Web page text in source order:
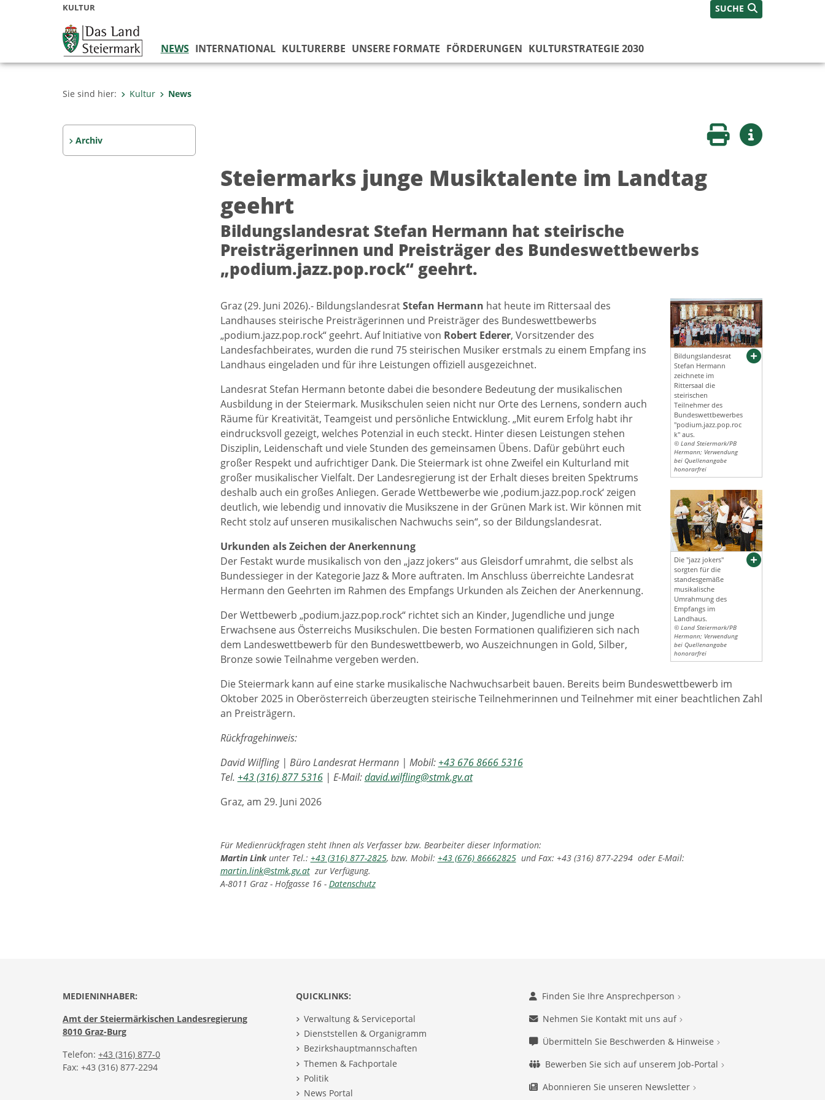
KULTUR SUCHE
NEWS INTERNATIONAL KULTURERBE UNSERE FORMATE FÖRDERUNGEN KULTURSTRATEGIE 2030
Sie sind hier: Kultur News
Archiv Seite druckenWeitere Infos
Steiermarks junge Musiktalente im Landtag
geehrt
Bildungslandesrat Stefan Hermann hat steirische
Preisträgerinnen und Preisträger des Bundeswettbewerbs
„podium.jazz.pop.rock“ geehrt.
Bildungslandesrat
Stefan Hermann
zeichnete im
Rittersaal die
steirischen
Teilnehmer des
Bundeswettbewerbes
"podium.jazz.pop.roc
k" aus.
© Land Steiermark/PB
Hermann; Verwendung
bei Quellenangabe
honorarfrei
Die "jazz jokers"
sorgten für die
standesgemäße
musikalische
Umrahmung des
Empfangs im
Landhaus.
© Land Steiermark/PB
Hermann; Verwendung
bei Quellenangabe
honorarfrei
Graz (29. Juni 2026).- BildungslandesratStefan Hermann hat heute im Rittersaal des
Landhauses steirische Preisträgerinnen und Preisträger des Bundeswettbewerbs
„podium.jazz.pop.rock“ geehrt. Auf Initiative von Robert Ederer, Vorsitzender des
Landesfachbeirates, wurden die rund 75 steirischen Musiker erstmals zu einem Empfang ins
Landhaus eingeladen und für ihre Leistungen offiziell ausgezeichnet.
Landesrat Stefan Hermann betonte dabei die besondere Bedeutung der musikalischen
Ausbildung in der Steiermark. Musikschulen seien nicht nur Orte des Lernens, sondern auch
Räume für Kreativität, Teamgeist und persönliche Entwicklung. „Mit eurem Erfolg habt ihr
eindrucksvoll gezeigt, welches Potenzial in euch steckt. Hinter diesen Leistungen stehen
Disziplin, Leidenschaft und viele Stunden des gemeinsamen Übens. Dafür gebührt euch
großer Respekt und aufrichtiger Dank. Die Steiermark ist ohne Zweifel ein Kulturland mit
großer musikalischer Vielfalt. Der Landesregierung ist der Erhalt dieses breiten Spektrums
deshalb auch ein großes Anliegen. Gerade Wettbewerbe wie ‚podium.jazz.pop.rock‘ zeigen
deutlich, wie lebendig und innovativ die Musikszene in der Grünen Mark ist. Wir können mit
Recht stolz auf unseren musikalischen Nachwuchs sein“, so der Bildungslandesrat.
Urkunden als Zeichen der Anerkennung
Der Festakt wurde musikalisch von den „jazz jokers“ aus Gleisdorf umrahmt, die selbst als
Bundessieger in der Kategorie Jazz & More auftraten. Im Anschluss überreichte Landesrat
Hermann den Geehrten im Rahmen des Empfangs Urkunden als Zeichen der Anerkennung.
Der Wettbewerb „podium.jazz.pop.rock“ richtet sich an Kinder, Jugendliche und junge
Erwachsene aus Österreichs Musikschulen. Die besten Formationen qualifizieren sich nach
dem Landeswettbewerb für den Bundeswettbewerb, wo Auszeichnungen in Gold, Silber,
Bronze sowie Teilnahme vergeben werden.
Die Steiermark kann auf eine starke musikalische Nachwuchsarbeit bauen. Bereits beim Bundeswettbewerb im
Oktober 2025 in Oberösterreich überzeugten steirische Teilnehmerinnen und Teilnehmer mit einer beachtlichen Zahl
an Preisträgern.
Rückfragehinweis:
David Wilfling | Büro Landesrat Hermann | Mobil: +43 676 8666 5316
Tel. +43 (316) 877 5316| E-Mail:david.wilfling@stmk.gv.at
Graz, am 29. Juni 2026
Für Medienrückfragen steht Ihnen als Verfasser bzw. Bearbeiter dieser Information:
Martin Linkunter Tel.: +43 (316) 877-2825, bzw. Mobil: +43 (676) 86662825und Fax: +43 (316) 877-2294 oder E-Mail:
martin.link@stmk.gv.atzur Verfügung.
A-8011 Graz - Hofgasse 16 - Datenschutz
MEDIENINHABER:
Amt der Steiermärkischen Landesregierung
8010 Graz-Burg
Telefon: +43 (316) 877-0
Fax: +43 (316) 877-2294
QUICKLINKS:
Verwaltung & Serviceportal
Dienststellen & Organigramm
Bezirkshauptmannschaften
Themen & Fachportale
Politik
News Portal
Finden Sie Ihre Ansprechperson
Nehmen Sie Kontakt mit uns auf
Übermitteln Sie Beschwerden & Hinweise
Bewerben Sie sich auf unserem Job-Portal
Abonnieren Sie unseren Newsletter